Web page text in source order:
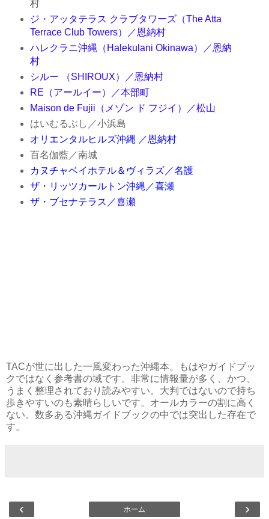
村
ジ・アッタテラス クラブタワーズ（The Atta
Terrace Club Towers）／恩納村
ハレクラニ沖縄（Halekulani Okinawa）／恩納
村
シルー （SHIROUX）／恩納村
RE（アールイー）／本部町
Maison de Fujii（メゾン ド フジイ）／松山
はいむるぶし／小浜島
オリエンタルヒルズ沖縄 ／恩納村
百名伽藍／南城
カヌチャベイホテル＆ヴィラズ／名護
ザ・リッツカールトン沖縄／喜瀬
ザ・ブセナテラス／喜瀬
TACが世に出した一風変わった沖縄本。もはやガイドブッ
クではなく参考書の域です。非常に情報量が多く、かつ、
うまく整理されており読みやすい。大判ではないので持ち
歩きやすいのも素晴らしいです。オールカラーの割に高く
ない。数多ある沖縄ガイドブックの中では突出した存在で
す。
‹ ›
ホーム